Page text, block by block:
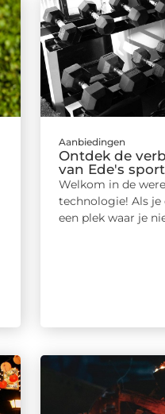
Aanbiedingen
Ontdek de
van Ede's
Welkom in de
technologie! Als je
een plek waar je